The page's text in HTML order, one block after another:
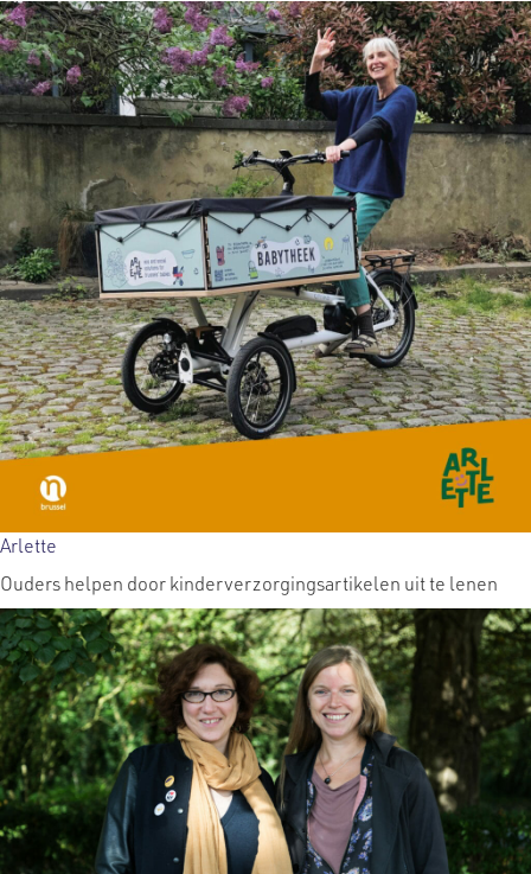
Arlette
Ouders helpen door kinderverzorgingsartikelen uit te lenen